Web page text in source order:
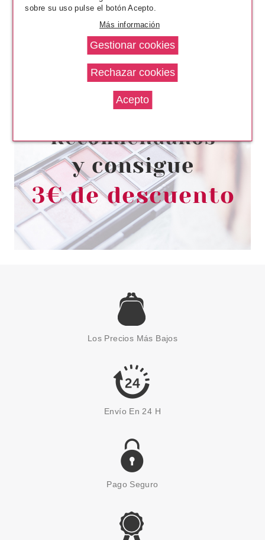
FRESH FEEL
FRESH FEEL EAU DE COLONGE
CITRIC 750 ML
BON MATIN
BON MATIN EAU VERTE EDT
225ML VAPORIZADOR
8.50€
Los Precios Más Bajos
Envío En 24 H
Pago Seguro
sobre su uso pulse el botón Acepto.
Más información